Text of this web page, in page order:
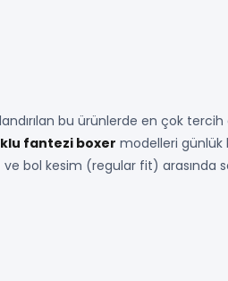
bu ürünlerde en çok
fantezi boxer modelleri günlük
bol kesim (regular fit) arasında